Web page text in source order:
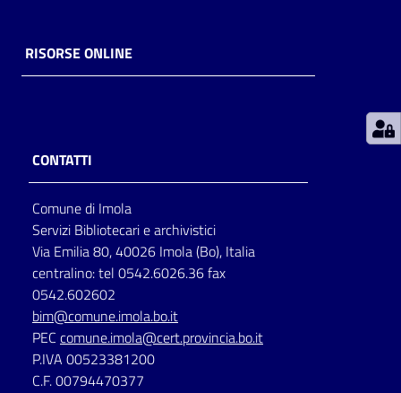
storico
per
lettura
Seguici
su
RISORSE ONLINE
CONTATTI
Comune di Imola
Servizi Bibliotecari e archivistici
Via Emilia 80, 40026 Imola (Bo), Italia
centralino: tel 0542.6026.36 fax
0542.602602
bim@comune.imola.bo.it
PEC comune.imola@cert.provincia.bo.it
P.IVA 00523381200
C.F. 00794470377